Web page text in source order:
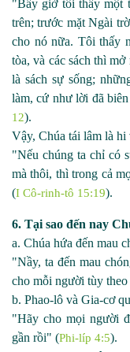
"Bấy giờ tôi thấy một
trên; trước mặt Ngài
cho nó nữa. Tôi thấy
tòa, và các sách thì
là sách sự sống;
làm, cứ như lời đã
12).
Vậy, Chúa tái lâm là hi
"Nếu chúng ta chỉ có
mà thôi, thì trong cả
(I Cô-rinh-tô 15:19).
6. Tại sao đến nay
a. Chúa hứa đến mau
"Nầy, ta đến mau
cho mỗi người tùy
b. Phao-lô và Gia-cơ
"Hãy cho mọi người
gần rồi" (Phi-líp 4:5).